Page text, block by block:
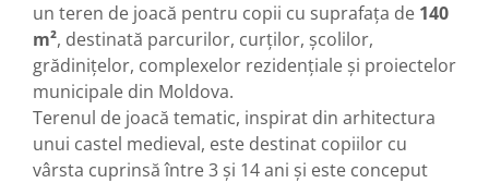
un teren de joacă pentru copii cu suprafața de 140
m², destinată parcurilor, curților, școlilor,
grădinițelor, complexelor rezidențiale și proiectelor
municipale din Moldova.
Terenul de joacă tematic, inspirat din arhitectura
unui castel medieval, este destinat copiilor cu
vârsta cuprinsă între 3 și 14 ani și este conceput